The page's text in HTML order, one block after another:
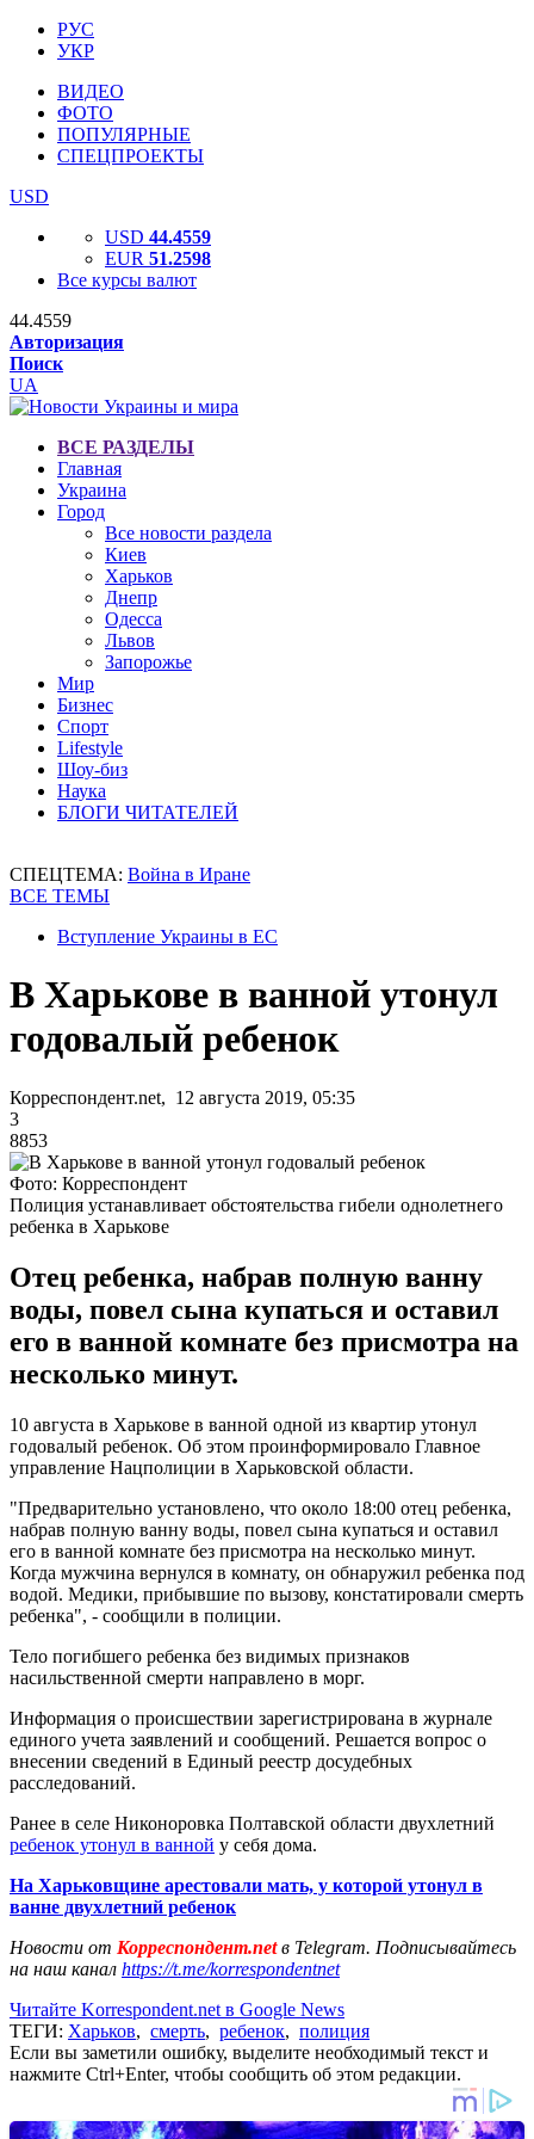
РУС
УКР
ВИДЕО
ФОТО
ПОПУЛЯРНЫЕ
СПЕЦПРОЕКТЫ
USD
USD 44.4559
EUR 51.2598
Все курсы валют
44.4559
Авторизация
Поиск
UA
ВСЕ РАЗДЕЛЫ
Главная
Украина
Город
Все новости раздела
Киев
Харьков
Днепр
Одесса
Львов
Запорожье
Мир
Бизнес
Спорт
Lifestyle
Шоу-биз
Наука
БЛОГИ ЧИТАТЕЛЕЙ
СПЕЦТЕМА: Война в Иране
ВСЕ ТЕМЫ
Вступление Украины в ЕС
В Харькове в ванной утонул
годовалый ребенок
Корреспондент.net, 12 августа 2019, 05:35
3
8853
Фото: Корреспондент
Полиция устанавливает обстоятельства гибели однолетнего
ребенка в Харькове
Отец ребенка, набрав полную ванну
воды, повел сына купаться и оставил
его в ванной комнате без присмотра на
несколько минут.
10 августа в Харькове в ванной одной из квартир утонул
годовалый ребенок. Об этом проинформировало Главное
управление Нацполиции в Харьковской области.
"Предварительно установлено, что около 18:00 отец ребенка,
набрав полную ванну воды, повел сына купаться и оставил
его в ванной комнате без присмотра на несколько минут.
Когда мужчина вернулся в комнату, он обнаружил ребенка под
водой. Медики, прибывшие по вызову, констатировали смерть
ребенка", - сообщили в полиции.
Тело погибшего ребенка без видимых признаков
насильственной смерти направлено в морг.
Информация о происшествии зарегистрирована в журнале
единого учета заявлений и сообщений. Решается вопрос о
внесении сведений в Единый реестр досудебных
расследований.
Ранее в селе Никоноровка Полтавской области двухлетний
ребенок утонул в ванной у себя дома.
На Харьковщине арестовали мать, у которой утонул в
ванне двухлетний ребенок
Новости от Корреспондент.netв Telegram. Подписывайтесь
на наш канал https://t.me/korrespondentnet
Читайте Korrespondent.net в Google News
ТЕГИ: Харьков, смерть, ребенок, полиция
Если вы заметили ошибку, выделите необходимый текст и
нажмите Ctrl+Enter, чтобы сообщить об этом редакции.